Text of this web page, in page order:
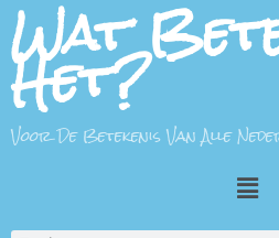
Wat
Het?
Voor De Betekenis Van Alle